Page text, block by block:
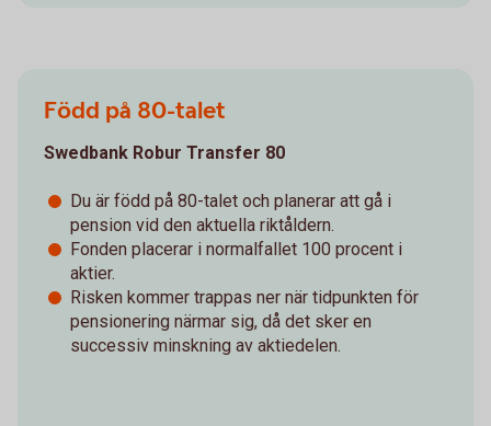
Född på 80-talet
Swedbank Robur Transfer 80
Du är född på 80-talet och planerar att gå i
pension vid den aktuella riktåldern.
Fonden placerar i normalfallet 100 procent i
aktier.
Risken kommer trappas ner när tidpunkten för
pensionering närmar sig, då det sker en
successiv minskning av aktiedelen.